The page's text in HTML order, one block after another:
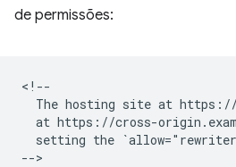
de permissões:
<!--
The hosting site at
at https://cross-
setting the
-->